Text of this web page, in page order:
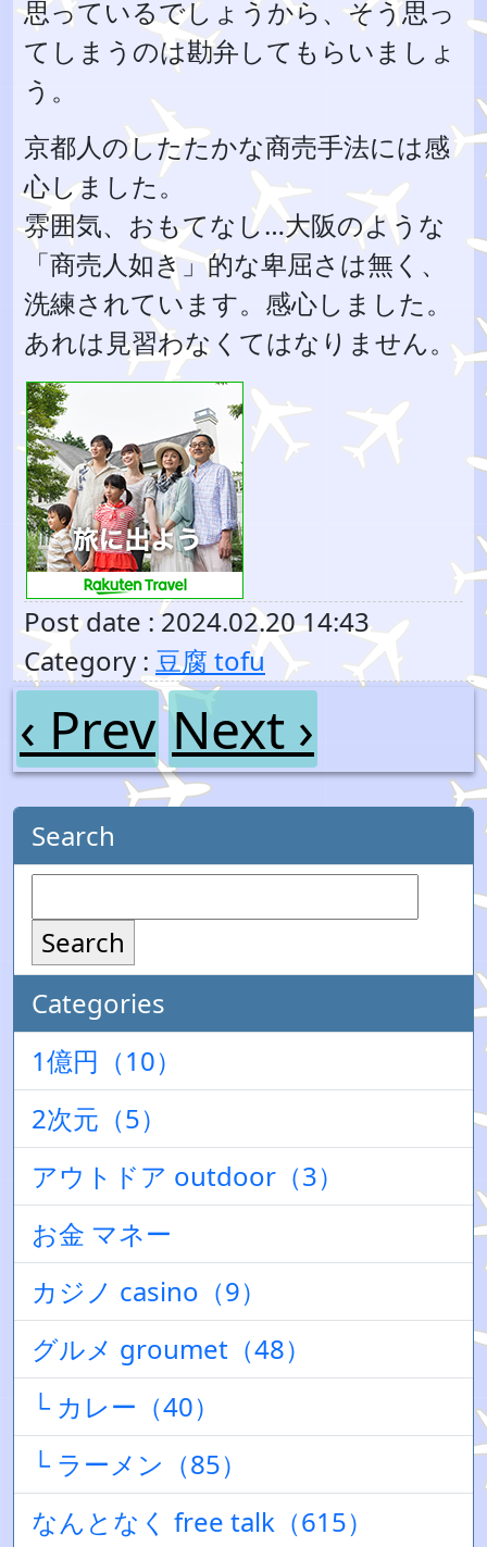
思っているでしょうから、そう思っ
てしまうのは勘弁してもらいましょ
う。
京都人のしたたかな商売手法には感
心しました。
雰囲気、おもてなし…大阪のような
「商売人如き」的な卑屈さは無く、
洗練されています。感心しました。
あれは見習わなくてはなりません。
Post date : 2024.02.20 14:43
Category : 豆腐 tofu
‹ Prev Next ›
Search
Search
Categories
1億円（10）
2次元（5）
アウトドア outdoor（3）
お金 マネー
カジノ casino（9）
グルメ groumet（48）
└ カレー（40）
└ ラーメン（85）
なんとなく free talk（615）